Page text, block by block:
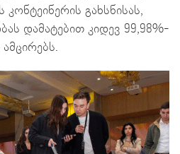
კონტეინერის გახსნისას,
დამატებით კიდევ 99,98%-